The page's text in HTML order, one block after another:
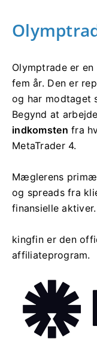
Olymptrade er
fem år. Den er
og har modtaget
Begynd at
indkomsten fra
MetaTrader 4.
Mæglerens
og spreads fra
finansielle aktiver.
kingfin er den
affiliateprogram.